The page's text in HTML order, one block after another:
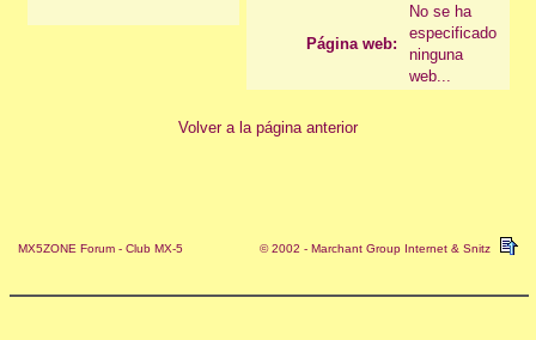
Página web:
No se ha
especificado
ninguna
web...
Volver a la página anterior
MX5ZONE Forum - Club MX-5 © 2002 - Marchant Group Internet & Snitz